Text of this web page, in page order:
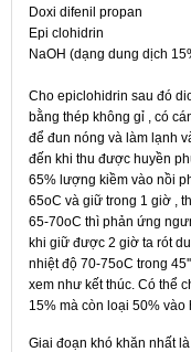
Doxi difenil propan
Epi clohidrin
NaOH (dạng dung dịch
Cho epiclohidrin sau đó
bằng thép không gỉ , có
để đun nóng và làm lạnh
đến khi thu được huyền
65% lượng kiềm vào nồi
65oC và giữ trong 1 giờ ,
65-70oC thì phản ứng
khi giữ được 2 giờ ta rót
nhiệt độ 70-75oC trong
xem như kết thúc. Có thể
15% mà còn loại 50%
Giai đoạn khó khăn nhất